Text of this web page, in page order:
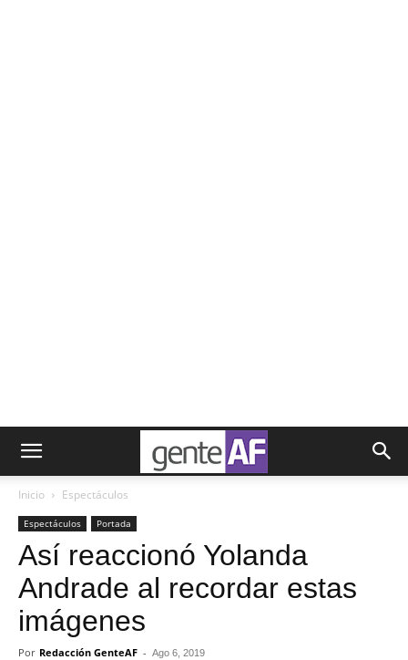
Inicio Espectáculos
Espectáculos Portada
Así reaccionó Yolanda
Andrade al recordar estas
imágenes
Por Redacción GenteAF - Ago 6, 2019